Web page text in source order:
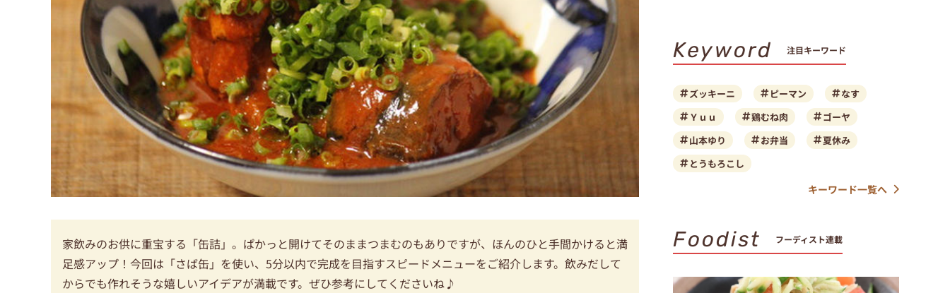
家飲みのお供に重宝する「缶詰」。ぱかっと開けてそのままつまむのもありですが、ほんのひと手間かけると満
足感アップ！今回は「さば缶」を使い、5分以内で完成を目指すスピードメニューをご紹介します。飲みだして
からでも作れそうな嬉しいアイデアが満載です。ぜひ参考にしてくださいね♪
Keyword 注目キーワード
ズッキーニ ピーマン
なす
Ｙｕｕ
鶏むね肉
ゴーヤ
山本ゆり
お弁当
夏休み
とうもろこし
キーワード一覧へ
Foodist フーディスト連載